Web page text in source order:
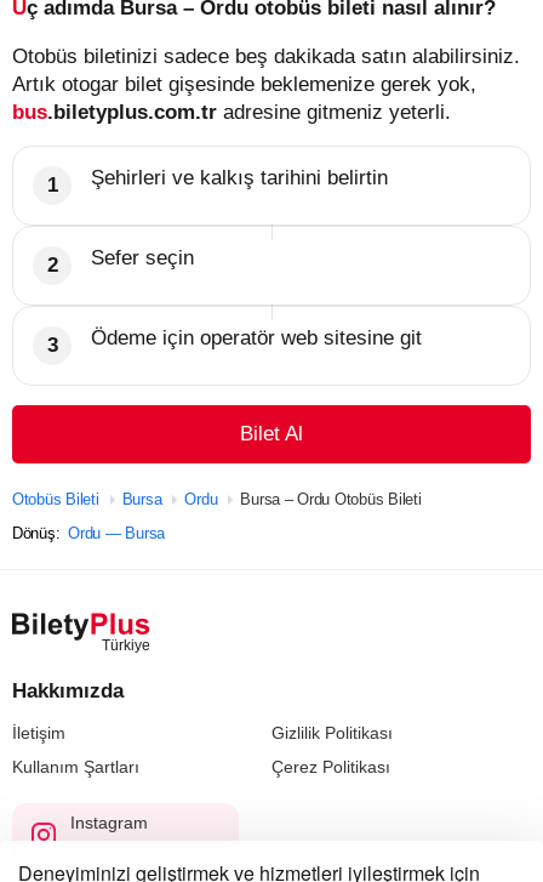
Üç adımda Bursa – Ordu otobüs bileti nasıl alınır?
Otobüs biletinizi sadece beş dakikada satın alabilirsiniz.
Artık otogar bilet gişesinde beklemenize gerek yok,
bus.biletyplus.com.tr adresine gitmeniz yeterli.
Şehirleri ve kalkış tarihini belirtin
Sefer seçin
Ödeme için operatör web sitesine git
Bilet Al
Otobüs Bileti Bursa Ordu
Bursa – Ordu Otobüs Bileti
Dönüş: Ordu — Bursa
Hakkımızda
İletişim
Gizlilik Politikası
Kullanım Şartları
Çerez Politikası
Instagram
@biletyplus_turkiye
Deneyiminizi geliştirmek ve hizmetleri iyileştirmek için